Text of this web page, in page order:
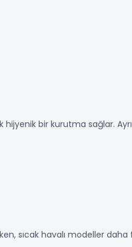
bir kurutma sağlar.
sıcak havalı modeller